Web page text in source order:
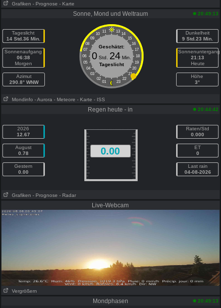
Grafiken - Prognose - Karte
Sonne, Mond und Weltraum 20:49:13
Tageslicht
14 Std.36 Min.
Sonnenaufgang
06:38
Morgen
Azimut
290.8° WNW
11 13
10
14
09
15
08
16
07
17
06
18
05
19
04
20
03
21
02
22
01 23
Geschätzt:
0Std. 24Min.
Tageslicht
Dunkelheit
9 Std.23 Min.
Sonnenuntergang
21:13
Heute
Höhe
3°
Mondinfo - Aurora - Meteore - Karte - ISS
Regen heute - in 20:44:42
2026
12.67
August
0.78
Gestern
0.00
0.00
Raten/Std
0.000
ET
0
Last rain
04-08-2026
Grafiken - Prognose - Radar
Live-Webcam
Vergrößern
Mondphasen 20:49:13